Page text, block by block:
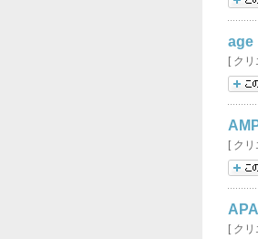
age
[ ク
[ ク
[ ク